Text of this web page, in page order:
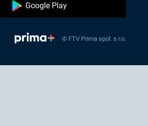
Google Play
© FTV Prima spol. s r.o.